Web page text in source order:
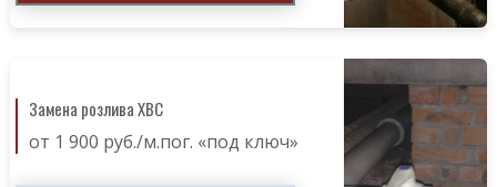
Замена розлива ХВС
от 1 900 руб./м.пог. «под ключ»